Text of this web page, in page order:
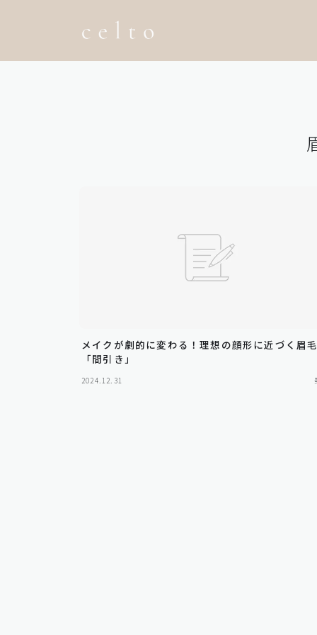
メイクが劇的に変わる！理想の顔形に近づく眉
「間引き」
2024.12.31